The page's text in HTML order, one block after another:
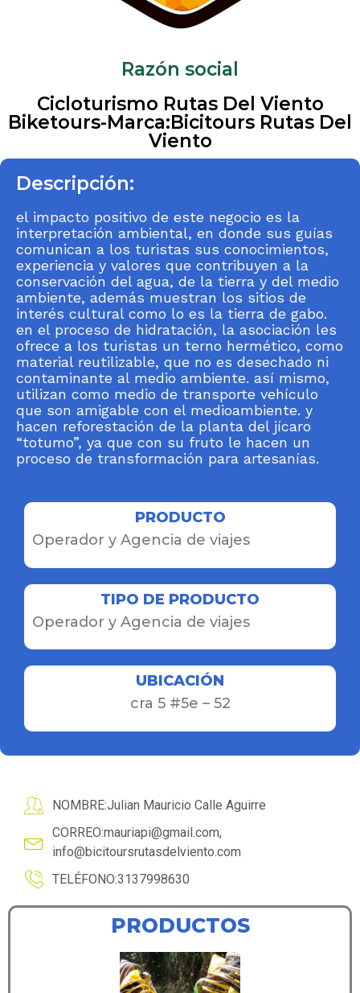
Razón social
Cicloturismo Rutas Del Viento
Biketours-Marca:Bicitours Rutas Del
Viento
Descripción:
el impacto positivo de este negocio es la
interpretación ambiental, en donde sus guías
comunican a los turistas sus conocimientos,
experiencia y valores que contribuyen a la
conservación del agua, de la tierra y del medio
ambiente, además muestran los sitios de
interés cultural como lo es la tierra de gabo.
en el proceso de hidratación, la asociación les
ofrece a los turistas un terno hermético, como
material reutilizable, que no es desechado ni
contaminante al medio ambiente. así mismo,
utilizan como medio de transporte vehículo
que son amigable con el medioambiente. y
hacen reforestación de la planta del jícaro
“totumo”, ya que con su fruto le hacen un
proceso de transformación para artesanías.
PRODUCTO
Operador y Agencia de viajes
TIPO DE PRODUCTO
Operador y Agencia de viajes
UBICACIÓN
cra 5 #5e – 52
NOMBRE:Julian Mauricio Calle Aguirre
CORREO:mauriapi@gmail.com,
info@bicitoursrutasdelviento.com
TELÉFONO:3137998630
PRODUCTOS